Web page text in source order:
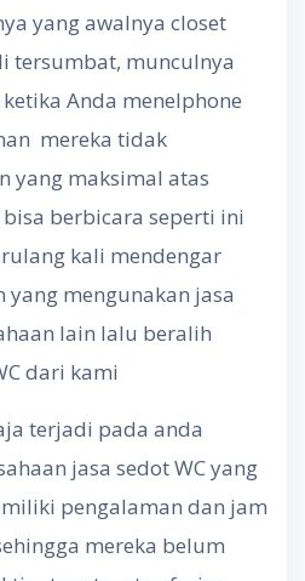
yang awalnya closet
tersumbat, munculnya
Anda menelphone
mereka tidak
yang maksimal atas
berbicara seperti ini
kali mendengar
mengunakan jasa
lain lalu beralih
dari kami
terjadi pada anda
jasa sedot WC yang
pengalaman dan jam
mereka belum